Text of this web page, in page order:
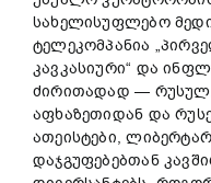
სახელისუფლებო
ტელეკომპანია
კავკასიური“ და
ძირითადად —
აფხაზეთიდან და
ათეისტები,
დაჯგუფებებთან